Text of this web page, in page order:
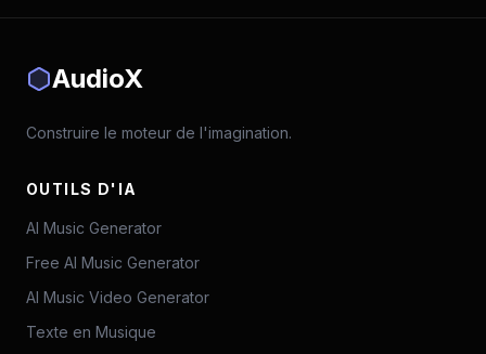
AudioX
Construire le moteur de l'imagination.
OUTILS D'IA
AI Music Generator
Free AI Music Generator
AI Music Video Generator
Texte en Musique